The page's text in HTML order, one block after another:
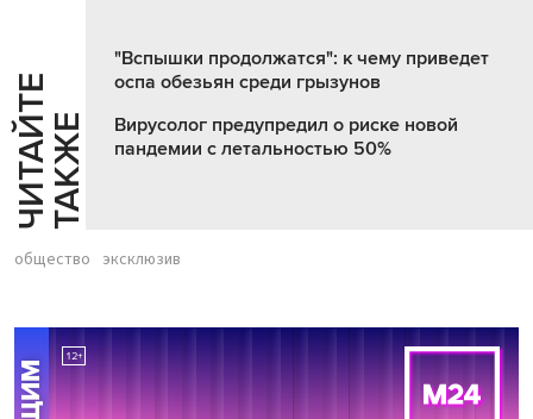
Ч
И
Т
АЙ
Т
Е
Т
А
К
ЖЕ
"Вспышки продолжатся": к чему приведет
оспа обезьян среди грызунов
Вирусолог предупредил о риске новой
пандемии с летальностью 50%
общество эксклюзив